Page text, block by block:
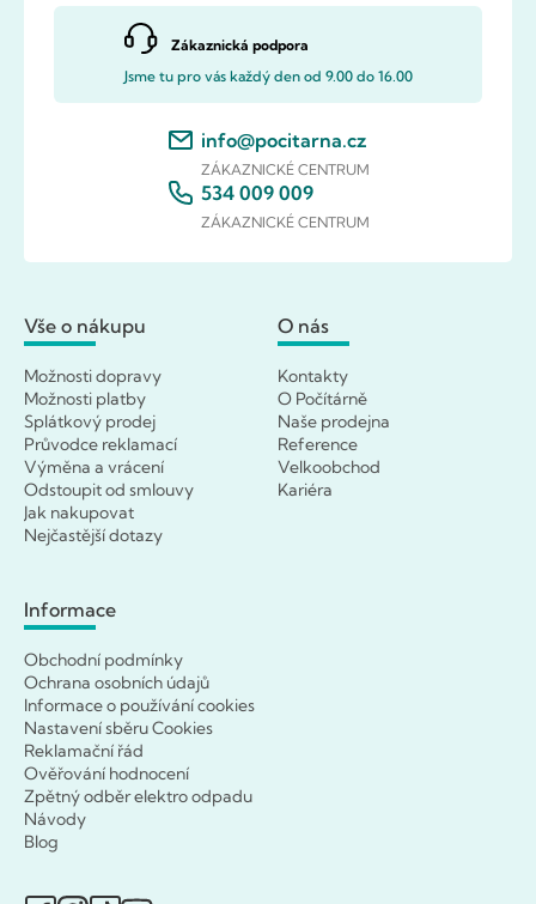
Zákaznická podpora
Jsme tu pro vás každý den od 9.00 do 16.00
info@pocitarna.cz
ZÁKAZNICKÉ CENTRUM
534 009 009
ZÁKAZNICKÉ CENTRUM
Vše o nákupu
Možnosti dopravy
Možnosti platby
Splátkový prodej
Průvodce reklamací
Výměna a vrácení
Odstoupit od smlouvy
Jak nakupovat
Nejčastější dotazy
O nás
Kontakty
O Počítárně
Naše prodejna
Reference
Velkoobchod
Kariéra
Informace
Obchodní podmínky
Ochrana osobních údajů
Informace o používání cookies
Nastavení sběru Cookies
Reklamační řád
Ověřování hodnocení
Zpětný odběr elektro odpadu
Návody
Blog